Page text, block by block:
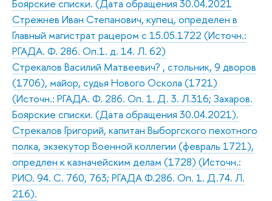
Боярские списки. (Дата обращения 30.04.2021
Стрежнев Иван Степанович, купец, определен в
Главный магистрат рацером с 15.05.1722 (Источн.:
РГАДА. Ф. 286. Оп.1. д. 14. Л. 62)
Стрекалов Василий Матвеевич? , стольник, 9 дворов
(1706), майор, судья Нового Оскола (1721)
(Источн.: РГАДА. Ф. 286. Оп. 1. Д. 3. Л.316; Захаров.
Боярские списки. (Дата обращения 30.04.2021).
Стрекалов Григорий, капитан Выборгского пехотного
полка, экзекутор Военной коллегии (февраль 1721),
опредлен к казначейским делам (1728) (Источн.:
РИО. 94. С. 760, 763; РГАДА Ф.286. Оп. 1. Д.74. Л.
216).